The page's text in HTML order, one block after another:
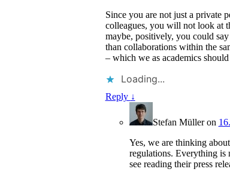
Since you are not just a private
colleagues, you will not look at
maybe, positively, you could
than collaborations within the
– which we as academics
Loading...
Reply ↓
Stefan Mülleron
Yes, we are thinking
regulations. Everything is
see reading their press